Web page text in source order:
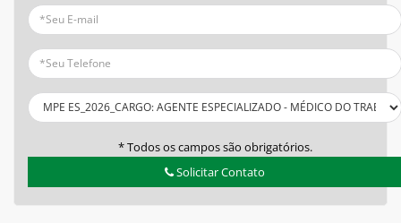
* Todos os campos são obrigatórios.
Solicitar Contato